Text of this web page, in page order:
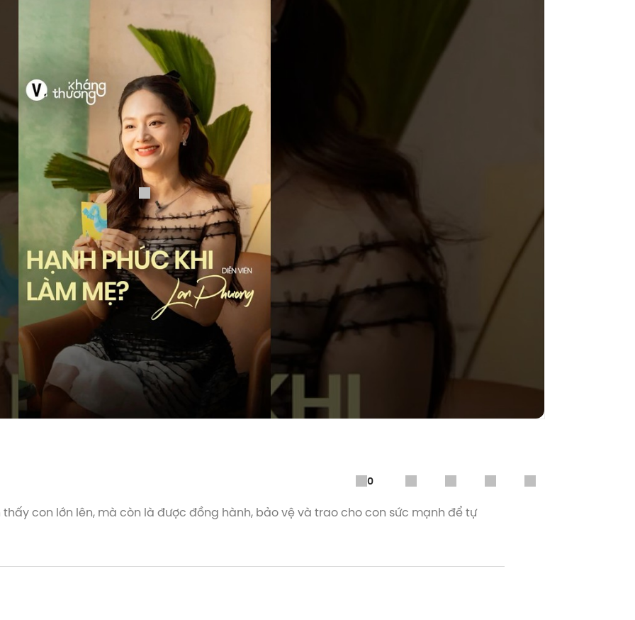
0
con lớn lên, mà còn là được đồng hành, bảo vệ và trao cho con sức mạnh để tự
như một một lời hứa: sẽ yêu con trọn vẹn và bảo vệ con bằng tất cả những gì chị có.